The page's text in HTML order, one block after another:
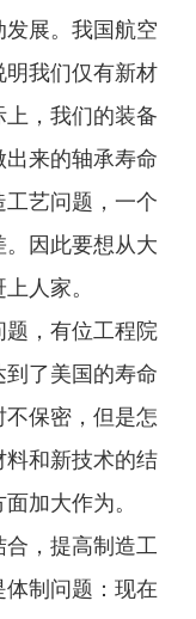
展。我国航空
明我们仅有新材
，我们的装备
来的轴承寿命
艺问题，一个
因此要想从大
人家。
，有位工程院
了美国的寿命
保密，但是怎
和新技术的结
加大作为。
，提高制造工
制问题：现在